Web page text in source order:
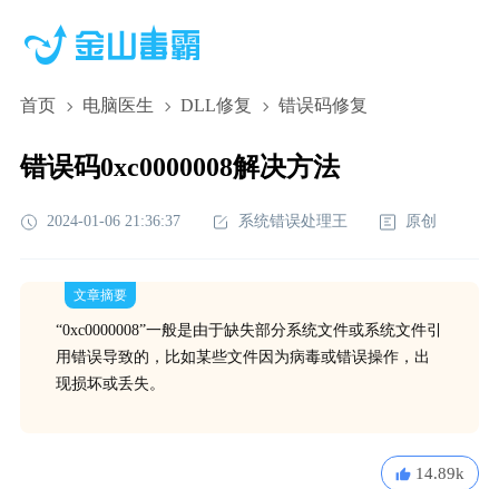
首页 电脑医生 DLL修复 错误码修复
错误码0xc0000008解决方法
2024-01-06 21:36:37 系统错误处理王 原创
文章摘要
“0xc0000008”一般是由于缺失部分系统文件或系统文件引
用错误导致的，比如某些文件因为病毒或错误操作，出
现损坏或丢失。
14.89k